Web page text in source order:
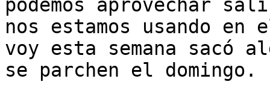
podemos aprovechar
nos estamos usando
voy esta semana sacó
se parchen el domingo.